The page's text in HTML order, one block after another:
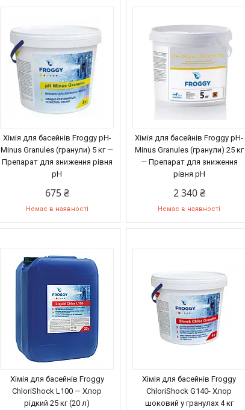
Хімія для басейнів Froggy рН-
Minus Granules (гранули) 5 кг —
Препарат для зниження рівня
pH
675 ₴
Немає в наявності
Хімія для басейнів Froggy рН-
Minus Granules (гранули) 25 кг
— Препарат для зниження
рівня pH
2 340 ₴
Немає в наявності
Хімія для басейнів Froggy
ChloriShock L100 — Хлор
рідкий 25 кг (20 л)
Хімія для басейнів Froggy
ChloriShock G140- Хлор
шоковий у гранулах 4 кг